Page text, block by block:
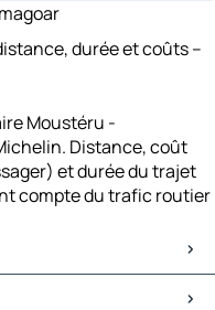
durée et coûts –
Moustéru -
Distance, coût
et durée du trajet
compte du trafic routier